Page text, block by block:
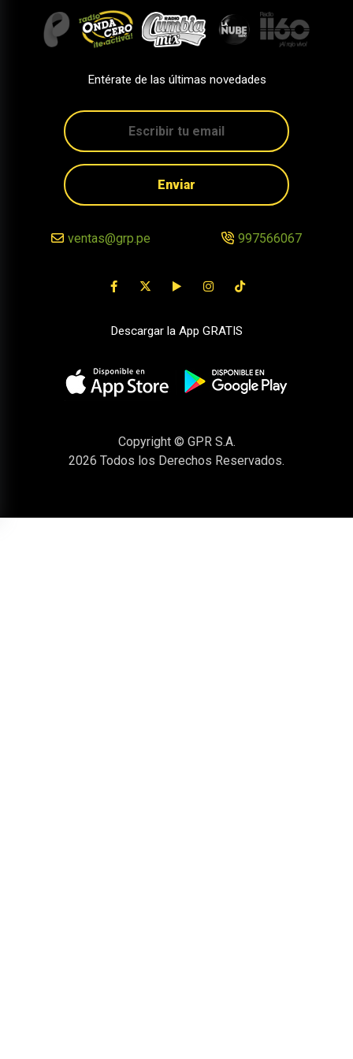
Entérate de las últimas novedades
Enviar
ventas@grp.pe 997566067
Descargar la App GRATIS
Copyright © GPR S.A.
2026 Todos los Derechos Reservados.